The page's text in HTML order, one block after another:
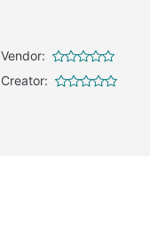
Vendor:
Creator: